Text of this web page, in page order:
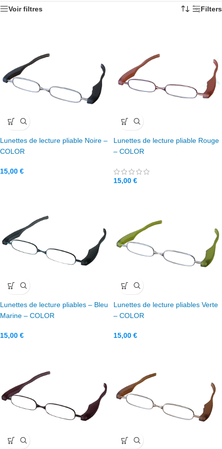
Voir filtres Filters
Lunettes de lecture pliable Noire –
COLOR
15,00 €
Lunettes de lecture pliable Rouge
– COLOR
15,00 €
Lunettes de lecture pliables – Bleu
Marine – COLOR
15,00 €
Lunettes de lecture pliables Verte
– COLOR
15,00 €